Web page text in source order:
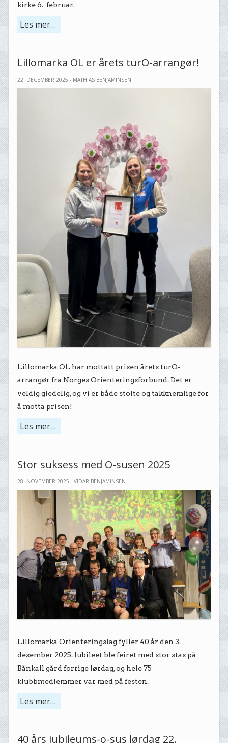
kirke 6. februar.
Les mer…
Lillomarka OL er årets turO-arrangør!
22. DECEMBER 2025 - MATHIAS BENJAMINSEN
Lillomarka OL har mottatt prisen årets turO-
arrangør fra Norges Orienteringsforbund. Det er
veldig gledelig, og vi er både stolte og takknemlige for
å motta prisen!
Les mer…
Stor suksess med O-susen 2025
28. NOVEMBER 2025 - VIDAR BENJAMINSEN
Lillomarka Orienteringslag fyller 40 år den 3.
desember 2025. Jubileet ble feiret med stor stas på
Bånkall gård forrige lørdag, og hele 75
klubbmedlemmer var med på festen.
Les mer…
40 års jubileums-o-sus lørdag 22.